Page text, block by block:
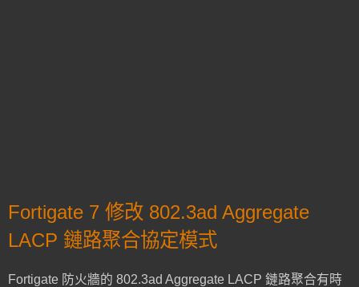
Fortigate 7 修改 802.3ad Aggregate
LACP 鏈路聚合協定模式
Fortigate 防火牆的 802.3ad Aggregate LACP 鏈路聚合有時